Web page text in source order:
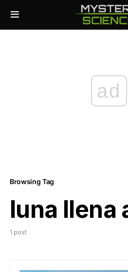
ad
Browsing Tag
luna llena
1 post